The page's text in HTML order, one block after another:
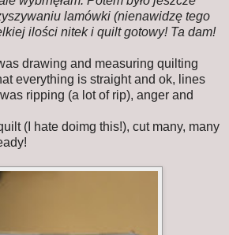
lamówki (nienawidzę tego
ilości nitek i quilt gotowy! Ta dam!
drawing and measuring quilting
everything is straight and ok, lines
ripping (a lot of rip), anger and
(I hate doimg this!), cut many, many